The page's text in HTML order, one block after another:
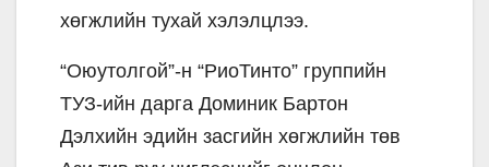
хөгжлийн тухай хэлэлцлээ.
“Оюутолгой”-н “РиоТинто” группийн
ТУЗ-ийн дарга Доминик Бартон
Дэлхийн эдийн засгийн хөгжлийн төв